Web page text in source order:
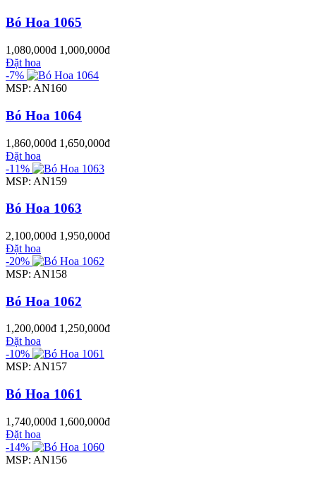
Bó Hoa 1065
1,080,000đ 1,000,000đ
Đặt hoa
-7%
MSP: AN160
Bó Hoa 1064
1,860,000đ 1,650,000đ
Đặt hoa
-11%
MSP: AN159
Bó Hoa 1063
2,100,000đ 1,950,000đ
Đặt hoa
-20%
MSP: AN158
Bó Hoa 1062
1,200,000đ 1,250,000đ
Đặt hoa
-10%
MSP: AN157
Bó Hoa 1061
1,740,000đ 1,600,000đ
Đặt hoa
-14%
MSP: AN156